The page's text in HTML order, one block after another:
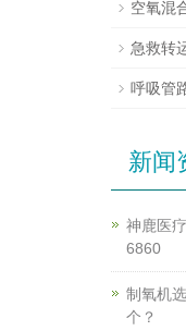
空氧混
急救转
呼吸管
新闻
神鹿医
6860
制氧机
个？